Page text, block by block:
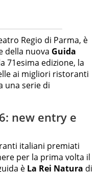
Regio di Parma, è
della nuova Guida
71esima edizione, la
ai migliori ristoranti
una serie di
new entry e
italiani premiati
per la prima volta il
è La Rei Natura di